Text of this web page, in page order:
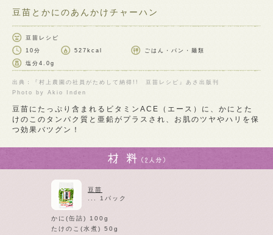
豆苗とかにのあんかけチャーハン
豆苗レシピ
10分 527kcal
塩分 4.0g
ごはん・パン・麺類
出典：『村上農園の社員がためして納得!! 豆苗レシピ』あさ出版刊
Photo by Akio Inden
豆苗にたっぷり含まれるビタミンACE（エース）に、かにとた
けのこのタンパク質と亜鉛がプラスされ、お肌のツヤやハリを保
つ効果バツグン！
豆苗
... 1パック
かに(缶詰) 100g
たけのこ(水煮) 50g